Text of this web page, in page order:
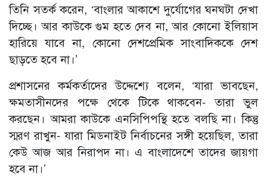
তিনি সতর্ক করেন, ‘বাংলার আকাশে দুর্যোগের ঘনঘটা দেখা
দিচ্ছে। আর কাউকে গুম হতে দেব না, আর কোনো ইলিয়াস
হারিয়ে যাবে না, কোনো দেশপ্রেমিক সাংবাদিককে দেশ
ছাড়তে হবে না।’
প্রশাসনের কর্মকর্তাদের উদ্দেশ্যে বলেন, ‘যারা ভাবছেন,
ক্ষমতাসীনদের পক্ষে থেকে টিকে থাকবেন- তারা ভুল
করছেন। আমরা কাউকে এনসিপিপন্থি হতে বলছি না। কিন্তু
স্মরণ রাখুন- যারা মিডনাইট নির্বাচনের সঙ্গী হয়েছিল, তারা
কেউ আজ আর নিরাপদ না। এ বাংলাদেশে তাদের জায়গা
হবে না।’